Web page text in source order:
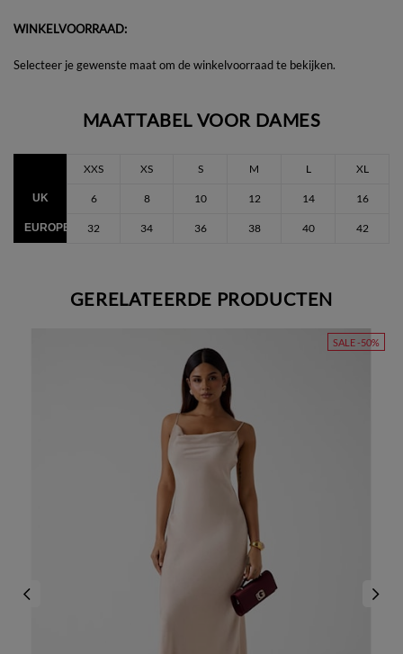
WINKELVOORRAAD:
Selecteer je gewenste maat om de winkelvoorraad te bekijken.
MAATTABEL VOOR DAMES
XXS XS S M L XL
UK 6 8 10 12 14 16
EUROPEES 32 34 36 38 40 42
GERELATEERDE PRODUCTEN
SALE -50%